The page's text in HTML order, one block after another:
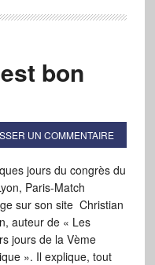
bon
UN COMMENTAIRE
jours du congrès du
Paris-Match
sur son site Christian
auteur de « Les
jours de la Vème
». Il explique, tout